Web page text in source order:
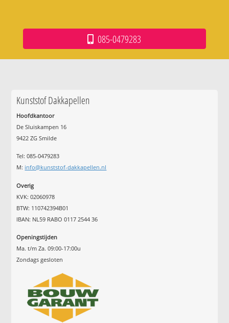
085-0479283
Kunststof Dakkapellen
Hoofdkantoor
De Sluiskampen 16
9422 ZG Smilde
Tel: 085-0479283
M: info@kunststof-dakkapellen.nl
Overig
KVK: 02060978
BTW: 110742394B01
IBAN: NL59 RABO 0117 2544 36
Openingstijden
Ma. t/m Za. 09:00-17:00u
Zondags gesloten